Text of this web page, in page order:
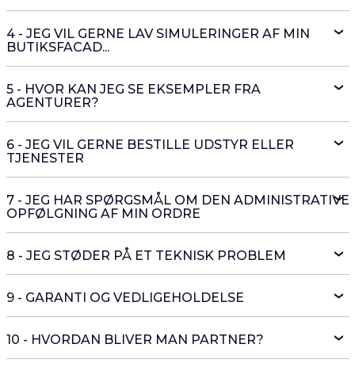
4 - JEG VIL GERNE LAV SIMULERINGER AF MIN
BUTIKSFACAD...
5 - HVOR KAN JEG SE EKSEMPLER FRA
AGENTURER?
6 - JEG VIL GERNE BESTILLE UDSTYR ELLER
TJENESTER
7 - JEG HAR SPØRGSMÅL OM DEN ADMINISTRATIVE
OPFØLGNING AF MIN ORDRE
8 - JEG STØDER PÅ ET TEKNISK PROBLEM
9 - GARANTI OG VEDLIGEHOLDELSE
10 - HVORDAN BLIVER MAN PARTNER?